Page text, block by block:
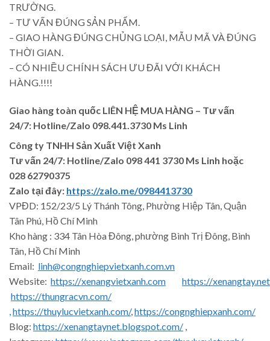
TRƯỜNG.
– TƯ VẤN ĐÚNG SẢN PHẨM.
– GIAO HÀNG ĐÚNG CHỦNG LOẠI, MẪU MÃ VÀ ĐÚNG
THỜI GIAN.
– CÓ NHIỀU CHÍNH SÁCH ƯU ĐÃI VỚI KHÁCH
HÀNG.!!!!
Giao hàng toàn quốc LIÊN HỆ MUA HÀNG – Tư vấn
24/7: Hotline/Zalo 098.441.3730 Ms Linh
Công ty TNHH Sản Xuất Việt Xanh
Tư vấn 24/7: Hotline/Zalo 098 441 3730 Ms Linh hoặc
028 62790375
Zalo tại đây: https://zalo.me/0984413730
VPĐD: 152/23/5 Lý Thánh Tông, Phường Hiệp Tân, Quận
Tân Phú, Hồ Chí Minh
Kho hàng : 334 Tân Hòa Đông, phường Bình Trị Đông, Bình
Tân, Hồ Chí Minh
Email: linh@congnghiepvietxanh.com.vn
Website: https://xenangvietxanh.com
https://xenangtay.net
https://thungracvn.com/
https://thuylucvietxanh.com/, https://congnghiepxanh.com/
Blog: https://xenangtaynet.blogspot.com/